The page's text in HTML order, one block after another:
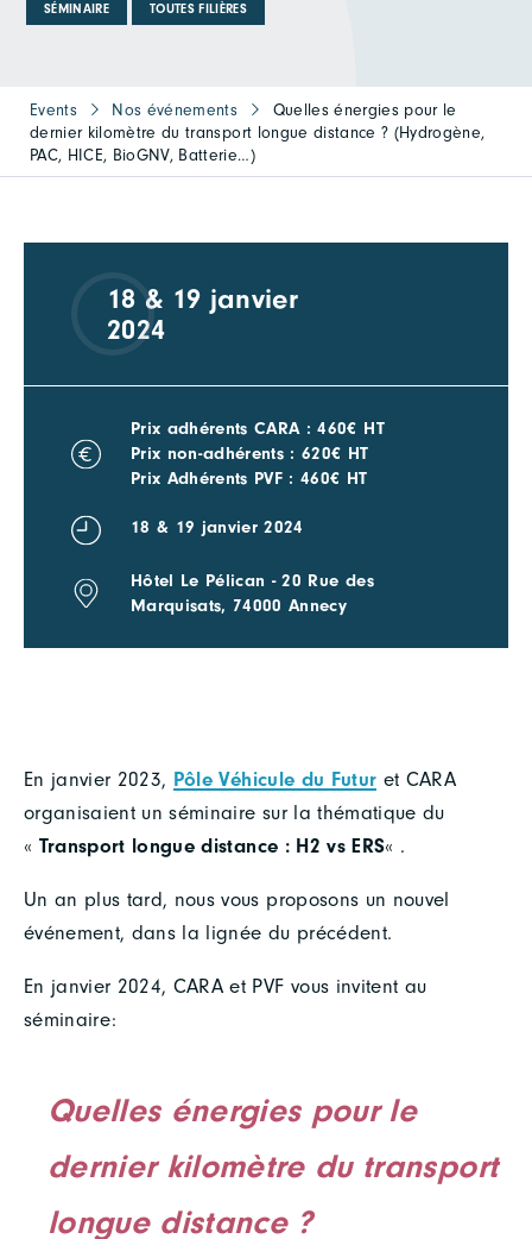
SÉMINAIRE TOUTES FILIÈRES
Events Nos événements
Quelles énergies pour le
dernier kilomètre du transport longue distance ? (Hydrogène,
PAC, HICE, BioGNV, Batterie…)
En janvier 2023, Pôle Véhicule du Futur et CARA
organisaient un séminaire sur la thématique du
« Transport longue distance : H2 vs ERS« .
Un an plus tard, nous vous proposons un nouvel
événement, dans la lignée du précédent.
En janvier 2024, CARA et PVF vous invitent au
séminaire:
Quelles énergies pour le
dernier kilomètre du transport
longue distance ?
18 & 19 janvier
2024
Prix adhérents CARA : 460€ HT
Prix non-adhérents : 620€ HT
Prix Adhérents PVF : 460€ HT
18 & 19 janvier 2024
Hôtel Le Pélican - 20 Rue des
Marquisats, 74000 Annecy